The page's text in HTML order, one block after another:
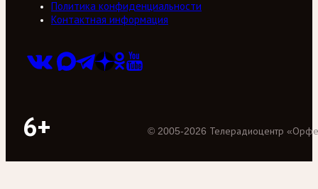
Политика конфиденциальности
Контактная информация
6+ © 2005-2026 Телерадиоцентр